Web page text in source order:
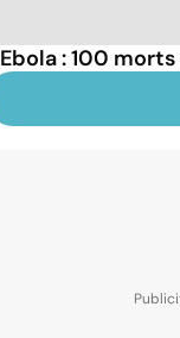
Ebola : 100